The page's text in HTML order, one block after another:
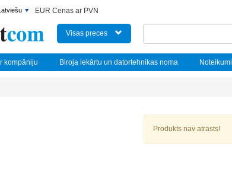
EUR Cenas ar PVN
Visas preces
kompāniju Biroja iekārtu un datortehnikas noma Noteikumi
Produkts nav atrasts!